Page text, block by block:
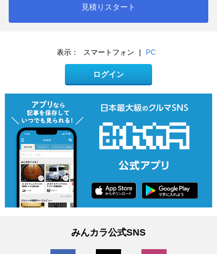
見積りスタート
表示： スマートフォン | PC
ログイン
みんカラ公式SNS